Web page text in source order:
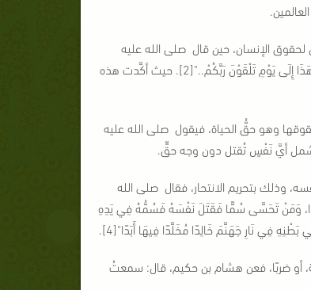
لحقوق الإنسان، حين قال صلى الله عليه
وسلم : "... فَإِنَّ دِمَاءَكُمْ وَأَمْوَالَكُمْ عَلَيْكُمْ حَرَامٌ كَحُرْمَةِ يَوْمِكُمْ هَذَا فِي شَهْرِكُمْ هَذَا فِي بَلَدِكُمْ هَذَا إِلَى يَوْمِ تَلْقَوْنَ رَبَّكُمْ.."[2]. حيث أكَّدت هذه
وهو حقُّ الحياة، فيقول صلى الله عليه
وذلك بتحريم الانتحار، فقال صلى الله
وَمَنْ تَحَسَّى سُمًّا فَقَتَلَ نَفْسَهُ فَسُمُّهُ فِي يَدِهِ
فِي نَارِ جَهَنَّمَ خَالِدًا مُخَلَّدًا فِيهَا أَبَدًا"[4].
أو ضربًا، فعن هشام بن حكيم، قال: سمعتُ